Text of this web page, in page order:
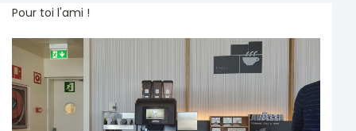
Pour toi l'ami !